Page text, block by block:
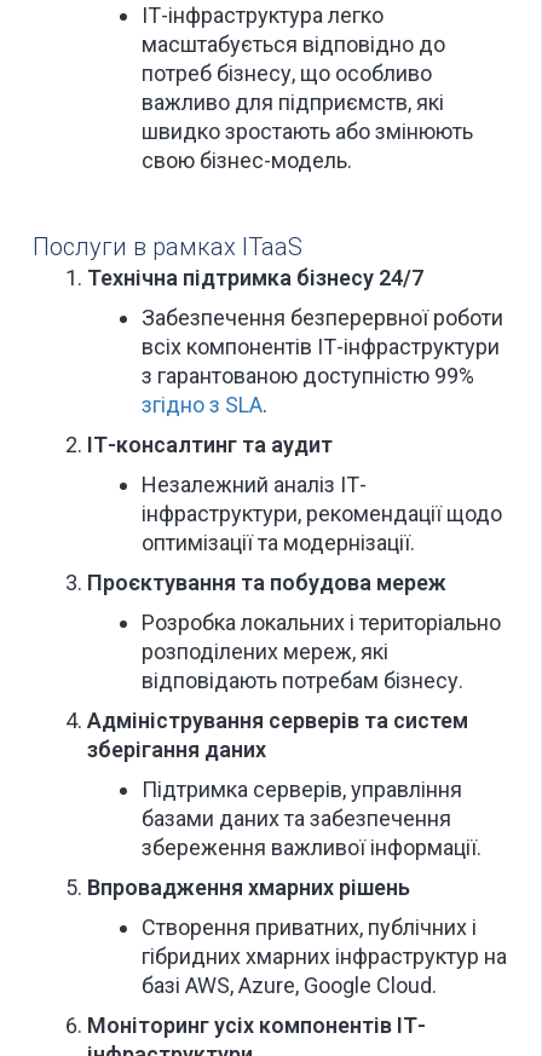
ІТ-інфраструктура легко
масштабується відповідно до
потреб бізнесу, що особливо
важливо для підприємств, які
швидко зростають або змінюють
свою бізнес-модель.
Послуги в рамках ITaaS
Технічна підтримка бізнесу 24/7
Забезпечення безперервної роботи
всіх компонентів ІТ-інфраструктури
з гарантованою доступністю 99%
згідно з SLA.
ІТ-консалтинг та аудит
Незалежний аналіз ІТ-
інфраструктури, рекомендації щодо
оптимізації та модернізації.
Проєктування та побудова мереж
Розробка локальних і територіально
розподілених мереж, які
відповідають потребам бізнесу.
Адміністрування серверів та систем
зберігання даних
Підтримка серверів, управління
базами даних та забезпечення
збереження важливої інформації.
Впровадження хмарних рішень
Створення приватних, публічних і
гібридних хмарних інфраструктур на
базі AWS, Azure, Google Cloud.
Моніторинг усіх компонентів ІТ-